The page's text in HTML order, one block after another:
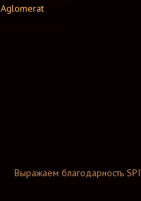
Aglomerat
Выражаем благодарность